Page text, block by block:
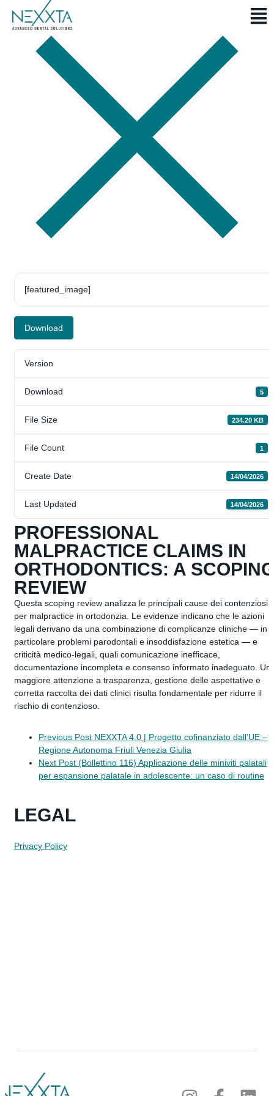
[featured_image]
Download
Version
Download 5
File Size 234.20 KB
File Count 1
Create Date 14/04/2026
Last Updated 14/04/2026
PROFESSIONAL
MALPRACTICE CLAIMS IN
ORTHODONTICS: A
REVIEW
Questa scoping review analizza le principali cause dei contenziosi
per malpractice in ortodonzia. Le evidenze indicano che le azioni
legali derivano da una combinazione di complicanze cliniche — in
particolare problemi parodontali e insoddisfazione estetica — e
criticità medico-legali, quali comunicazione inefficace,
documentazione incompleta e consenso informato inadeguato.
maggiore attenzione a trasparenza, gestione delle aspettative e
corretta raccolta dei dati clinici risulta fondamentale per ridurre il
rischio di contenzioso.
Previous Post NEXXTA 4.0 | Progetto cofinanziato dall’UE –
Regione Autonoma Friuli Venezia Giulia
Next Post (Bollettino 116) Applicazione delle miniviti palatali
per espansione palatale in adolescente: un caso di routine
LEGAL
Privacy Policy